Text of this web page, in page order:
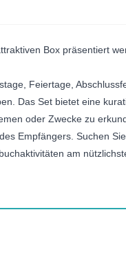
Box präsentiert
Feiertage,
Das Set bietet eine
oder Zwecke zu
Empfängers. Suchen
am